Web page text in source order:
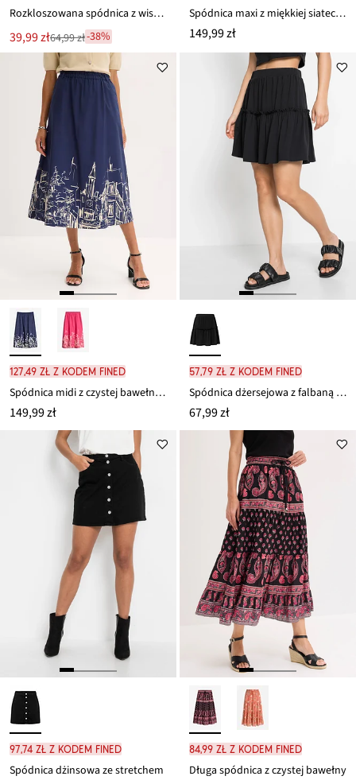
Rozkloszowana spódnica z wiskozy
Nowa
cena
39,99 zł
Przeceniono
64,99 zł
64,99 zł-38%
Spódnica maxi z miękkiej siateczki
149,99 zł
127,49 zł z kodem FINED
Spódnica midi z czystej bawełny organicznej
149,99 zł
57,79 zł z kodem FINED
Spódnica dżersejowa z falbaną z mieszanki wiskozy
67,99 zł
97,74 zł z kodem FINED
Spódnica dżinsowa ze stretchem
84,99 zł z kodem FINED
Długa spódnica z czystej bawełny